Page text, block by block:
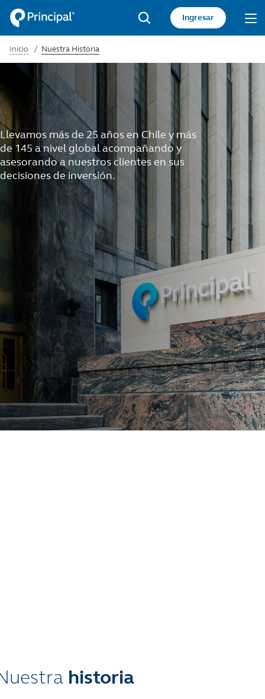
Pasar
contenido
principal
Acceso
sitio
privado
Search
Ingresar
Inicio Nuestra Historia
Llevamos más de 25 años en Chile y más
de 145 a nivel global acompañando y
asesorando a nuestros clientes en sus
decisiones de inversión.
historia